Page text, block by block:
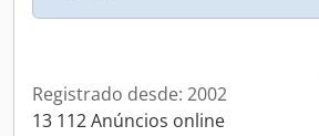
Registrado desde: 2002
13 112 Anúncios online